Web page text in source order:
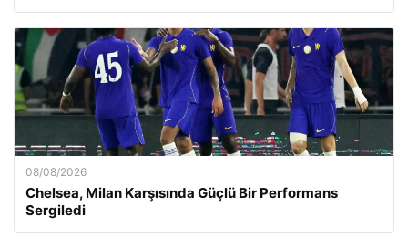
08/08/2026
Chelsea, Milan Karşısında Güçlü Bir Performans
Sergiledi